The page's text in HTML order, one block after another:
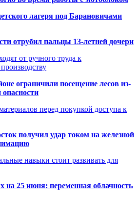
лагеря под Барановичами
отрубил пальцы 13-летней дочери
от ручного труда к
ограничили посещение лесов из-
перед покупкой доступа к
получил удар током на железной
навыки стоит развивать для
на 25 июня: переменная облачность